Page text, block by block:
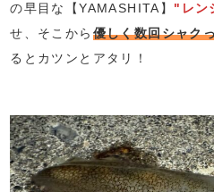
の早目な【YAMASHITA】 "レン
せ、そこから 優しく数回シャク
るとカツンとアタリ！